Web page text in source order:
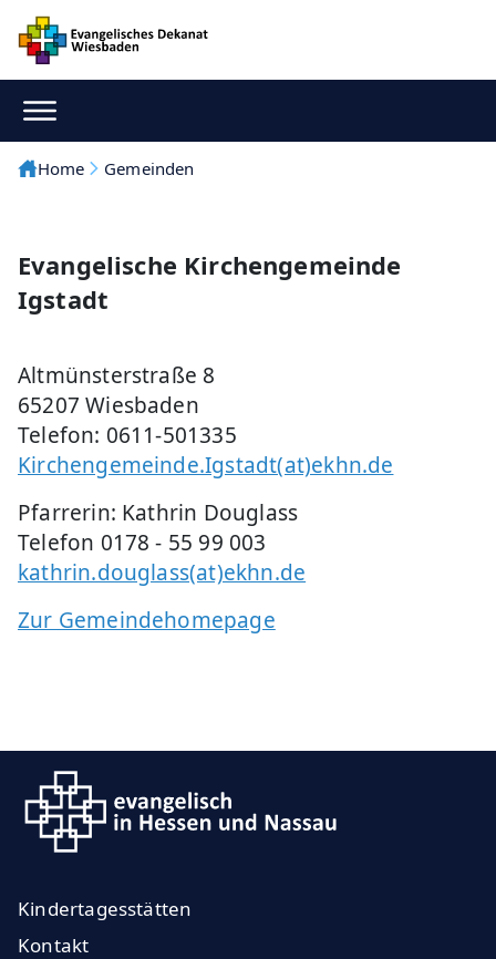
Home Gemeinden
Evangelische Kirchengemeinde
Igstadt
Altmünsterstraße 8
65207 Wiesbaden
Telefon: 0611-501335
Kirchengemeinde.Igstadt(at)ekhn.de
Pfarrerin: Kathrin Douglass
Telefon 0178 - 55 99 003
kathrin.douglass(at)ekhn.de
Zur Gemeindehomepage
Kindertagesstätten
Kontakt